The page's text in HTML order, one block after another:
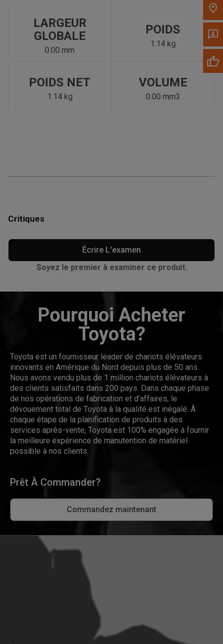
LARGEUR
GLOBALE
0.00 mm
POIDS
1.14 kg
POIDS NET
1.14 kg
VOLUME
0.00 mm3
Critiques
Écrire L'examen
Soyez le premier à examiner ce produit.
Pourquoi Acheter
Toyota?
Toyota est un fournisseur leader de chariots élévateurs
innovants en Amérique du Nord depuis plus de 50 ans.
Nous avons vendu plus de 1 million chariots élévateurs à
des clients satisfaits dans 200 pays. Dans chaque phase
de nos opérations de fabrication et d’affaires, le
dévouement total de Toyota à la qualité est inégalé. À
chaque étape de la planification de produits à des
services après-vente, Toyota est 100% engagée à fournir
la meilleure expérience de manutention de matériel
possible à nos clients.
Prêt À Commander?
Commandez maintenant